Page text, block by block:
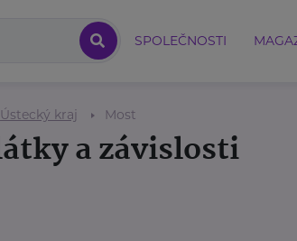
SPOLEČNOSTI
Ústecký kraj Most
a závislosti